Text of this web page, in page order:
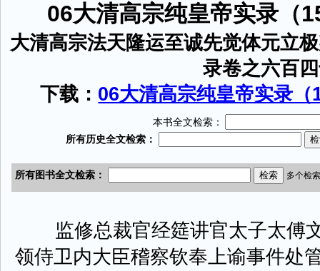
06大清高宗纯皇帝实录（
大清高宗法天隆运至诚先觉体元立
录卷之六百
下载： 06大清高宗纯皇帝实录
本书全文检索：
监修总裁官经筵讲官太子太傅
领侍卫内大臣稽察钦奉上谕事件处